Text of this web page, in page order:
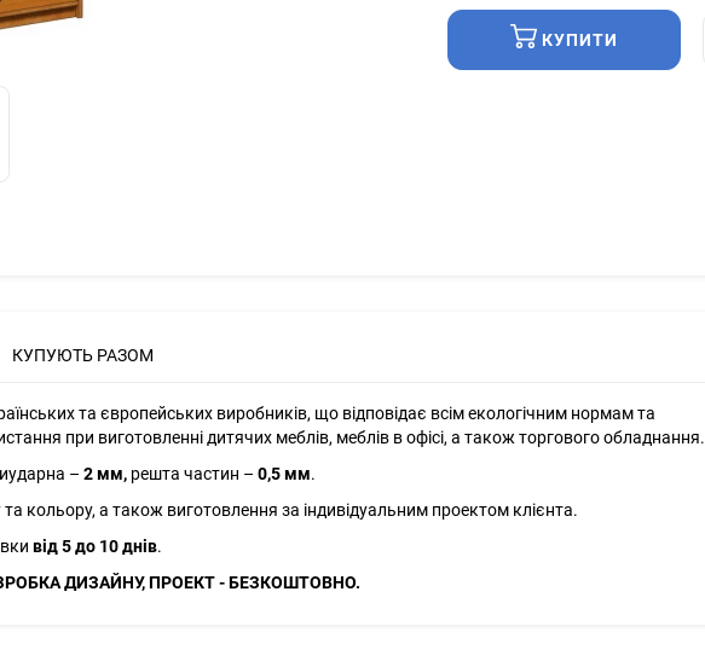
КУПИТИ
КУПУЮТЬ РАЗОМ
та європейських виробників, що відповідає всім екологічним нормам та
при виготовленні дитячих меблів, меблів в офісі, а також торгового обладнання.
– 2 мм, решта частин – 0,5 мм.
кольору, а також виготовлення за індивідуальним проектом клієнта.
від 5 до 10 днів.
ДИЗАЙНУ, ПРОЕКТ - БЕЗКОШТОВНО.